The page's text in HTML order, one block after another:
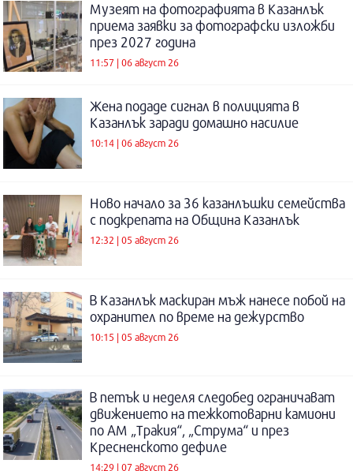
Музеят на фотографията в Казанлък
приема заявки за фотографски изложби
през 2027 година
11:57 | 06 август 26
Жена подаде сигнал в полицията в
Казанлък заради домашно насилие
10:14 | 06 август 26
Ново начало за 36 казанлъшки семейства
с подкрепата на Община Казанлък
12:32 | 05 август 26
В Казанлък маскиран мъж нанесе побой на
охранител по време на дежурство
10:15 | 05 август 26
В петък и неделя следобед ограничават
движението на тежкотоварни камиони
по АМ „Тракия“, „Струма“ и през
Кресненското дефиле
14:29 | 07 август 26